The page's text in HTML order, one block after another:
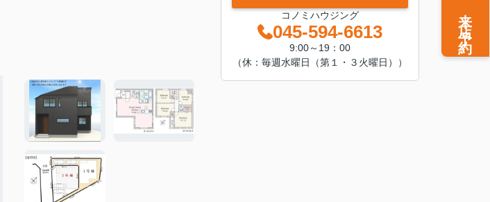
コノミハウジング
045-594-6613
9:00～19：00
（休：毎週水曜日（第１・３火曜日））
来店予約